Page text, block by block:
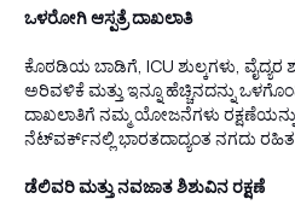
ಒಳರೋಗಿ ಆಸ್ಪತ್ರೆ ದಾಖಲಾತಿ
ಕೊಠಡಿಯ ಬಾಡಿಗೆ, ICU ಶುಲ್ಕಗಳು, ವೈದ್ಯರ
ಅರಿವಳಿಕೆ ಮತ್ತು ಇನ್ನೂ ಹೆಚ್ಚಿನದನ್ನು
ದಾಖಲಾತಿಗೆ ನಮ್ಮ ಯೋಜನೆಗಳು
ನೆಟ್‌ವರ್ಕ್‌ನಲ್ಲಿ ಭಾರತದಾದ್ಯಂತ ನಗದು ರಹಿತ
ಡೆಲಿವರಿ ಮತ್ತು ನವಜಾತ ಶಿಶುವಿನ ರಕ್ಷಣೆ